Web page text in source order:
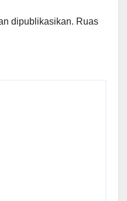
dipublikasikan. Ruas